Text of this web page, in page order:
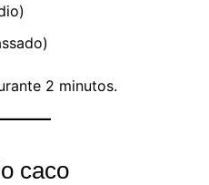
2 minutos.
caco